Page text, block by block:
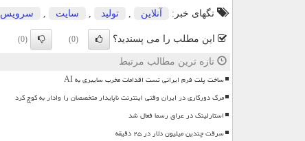
تگهای خبر:
آنلاین تولید سایت سرویس
این مطلب را می پسندید؟ (0)
(0)
تازه ترین مطالب مرتبط
ساخت پلت فرم ایرانی تست اقدامات مخرب سایبری به AI
مرگ دورکاری در ایران وقتی اینترنت ناپایدار متخصصان را وادار به کوچ کرد
استارلینک در عراق رسما فعال شد
سرقت چندین میلیون دلار در ۲۵ دقیقه